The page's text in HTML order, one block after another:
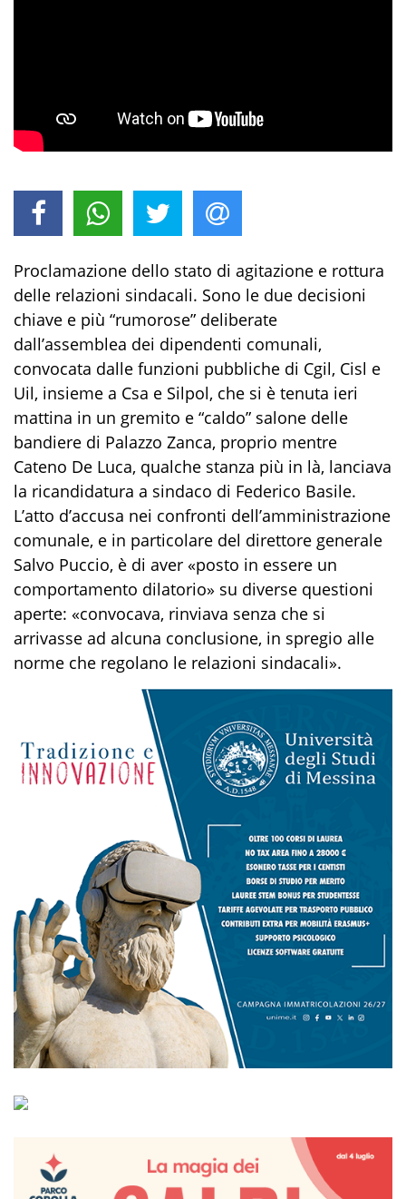
Proclamazione dello stato di agitazione e rottura
delle relazioni sindacali. Sono le due decisioni
chiave e più “rumorose” deliberate
dall’assemblea dei dipendenti comunali,
convocata dalle funzioni pubbliche di Cgil, Cisl e
Uil, insieme a Csa e Silpol, che si è tenuta ieri
mattina in un gremito e “caldo” salone delle
bandiere di Palazzo Zanca, proprio mentre
Cateno De Luca, qualche stanza più in là, lanciava
la ricandidatura a sindaco di Federico Basile.
L’atto d’accusa nei confronti dell’amministrazione
comunale, e in particolare del direttore generale
Salvo Puccio, è di aver «posto in essere un
comportamento dilatorio» su diverse questioni
aperte: «convocava, rinviava senza che si
arrivasse ad alcuna conclusione, in spregio alle
norme che regolano le relazioni sindacali».